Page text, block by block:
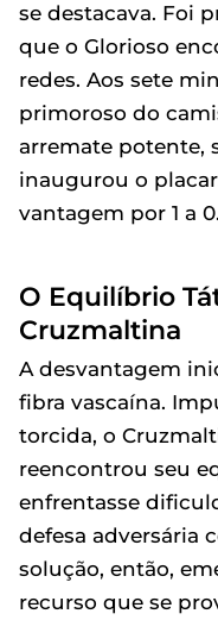
se destacava. Foi
que o Glorioso
redes. Aos sete
primoroso do
arremate potente,
inaugurou o
vantagem por 1 a 0.
O Equilíbrio
Cruzmaltina
A desvantagem
fibra vascaína.
torcida, o
reencontrou seu
enfrentasse
defesa adversária
solução, então,
recurso que se